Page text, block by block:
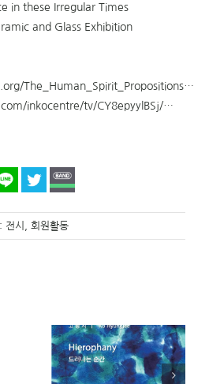
in these Irregular Times
and Glass Exhibition
The_Human_Spirit_Propositions…
inkocentre/tv/CY8epyylBSj/…
전시 회원활동
]
[전시 안내] 아주 오래